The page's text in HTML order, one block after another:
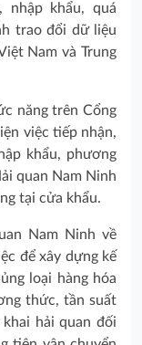
nhập khẩu, quá
trao đổi dữ liệu
Nam và Trung
năng trên Cổng
việc tiếp nhận,
khẩu, phương
quan Nam Ninh
tại cửa khẩu.
Nam Ninh về
để xây dựng kế
loại hàng hóa
thức, tần suất
hải quan đối